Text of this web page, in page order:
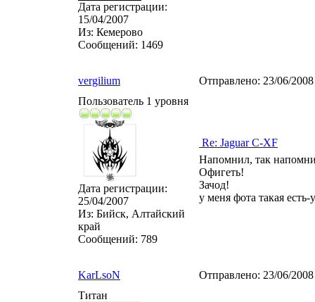
Дата регистрации:
15/04/2007
Из: Кемерово
Сообщений: 1469
vergilium Отправлено: 23/06/
Пользователь 1 уровня
Дата регистрации:
25/04/2007
Из: Бийск, Алтайский
край
Сообщений: 789
Re: Jaguar C-XF
Напомнил, так
Офигеть!
Зачод!
у меня фота такая
KarLsoN Отправлено: 23/06/
Титан